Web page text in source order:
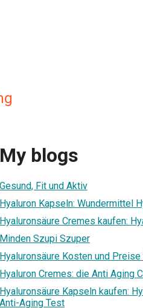
My blogs
Gesund, Fit und Aktiv
Hyaluron Kapseln: Wundermittel
Hyaluronsäure Cremes kaufen:
Minden Szupi Szuper
Hyaluronsäure Kosten und
Hyaluron Cremes: die Anti Aging
Hyaluronsäure Kapseln kaufen:
Anti-Aging Test